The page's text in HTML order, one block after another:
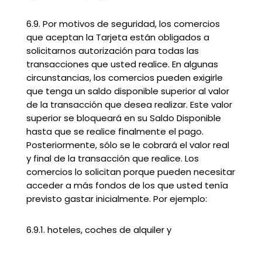
6.9. Por motivos de seguridad, los comercios
que aceptan la Tarjeta están obligados a
solicitarnos autorización para todas las
transacciones que usted realice. En algunas
circunstancias, los comercios pueden exigirle
que tenga un saldo disponible superior al valor
de la transacción que desea realizar. Este valor
superior se bloqueará en su Saldo Disponible
hasta que se realice finalmente el pago.
Posteriormente, sólo se le cobrará el valor real
y final de la transacción que realice. Los
comercios lo solicitan porque pueden necesitar
acceder a más fondos de los que usted tenía
previsto gastar inicialmente. Por ejemplo:
6.9.1. hoteles, coches de alquiler y